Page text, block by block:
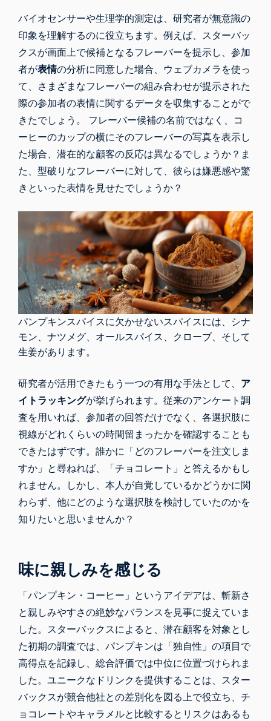
バイオセンサーや生理学的測定は、研究者が無意識の
印象を理解するのに役立ちます。例えば、スターバッ
クスが画面上で候補となるフレーバーを提示し、参加
者が表情の分析に同意した場合、ウェブカメラを使っ
て、さまざまなフレーバーの組み合わせが提示された
際の参加者の表情に関するデータを収集することがで
きたでしょう。 フレーバー候補の名前ではなく、コ
ーヒーのカップの横にそのフレーバーの写真を表示し
た場合、潜在的な顧客の反応は異なるでしょうか？ま
た、型破りなフレーバーに対して、彼らは嫌悪感や驚
きといった表情を見せたでしょうか？
パンプキンスパイスに欠かせないスパイスには、シナ
モン、ナツメグ、オールスパイス、クローブ、そして
生姜があります。
研究者が活用できたもう一つの有用な手法として、 ア
イトラッキングが挙げられます。従来のアンケート調
査を用いれば、参加者の回答だけでなく、各選択肢に
視線がどれくらいの時間留まったかを確認することも
できたはずです。誰かに「どのフレーバーを注文しま
すか」と尋ねれば、「チョコレート」と答えるかもし
れません。しかし、本人が自覚しているかどうかに関
わらず、他にどのような選択肢を検討していたのかを
知りたいと思いませんか？
味に親しみを感じる
「パンプキン・コーヒー」というアイデアは、斬新さ
と親しみやすさの絶妙なバランスを見事に捉えていま
した。スターバックスによると、潜在顧客を対象とし
た初期の調査では、パンプキンは「独自性」の項目で
高得点を記録し、総合評価では中位に位置づけられま
した。ユニークなドリンクを提供することは、スター
バックスが競合他社との差別化を図る上で役立ち、チ
ョコレートやキャラメルと比較するとリスクはあるも